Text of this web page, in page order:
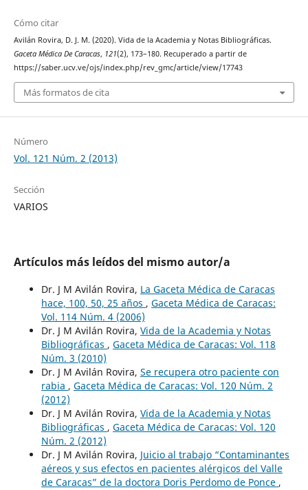
Cómo citar
Avilán Rovira, D. J. M. (2020). Vida de la Academia y Notas Bibliográficas.
Gaceta Médica De Caracas, 121(2), 173–180. Recuperado a partir de
https://saber.ucv.ve/ojs/index.php/rev_gmc/article/view/17743
Más formatos de cita
Número
Vol. 121 Núm. 2 (2013)
Sección
VARIOS
Artículos más leídos del mismo autor/a
Dr. J M Avilán Rovira, La Gaceta Médica de Caracas
hace, 100, 50, 25 años , Gaceta Médica de Caracas:
Vol. 114 Núm. 4 (2006)
Dr. J M Avilán Rovira, Vida de la Academia y Notas
Bibliográficas , Gaceta Médica de Caracas: Vol. 118
Núm. 3 (2010)
Dr. J M Avilán Rovira, Se recupera otro paciente con
rabia , Gaceta Médica de Caracas: Vol. 120 Núm. 2
(2012)
Dr. J M Avilán Rovira, Vida de la Academia y Notas
Bibliográficas , Gaceta Médica de Caracas: Vol. 120
Núm. 2 (2012)
Dr. J M Avilán Rovira, Juicio al trabajo “Contaminantes
aéreos y sus efectos en pacientes alérgicos del Valle
de Caracas” de la doctora Doris Perdomo de Ponce ,